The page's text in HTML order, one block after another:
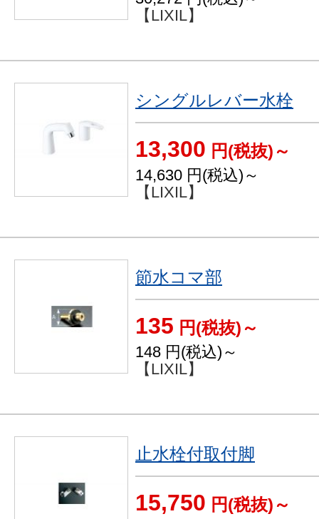
【LIXIL】
シングルレバー水栓
13,300 円(税抜)～
14,630 円(税込)～
【LIXIL】
節水コマ部
135 円(税抜)～
148 円(税込)～
【LIXIL】
止水栓付取付脚
15,750 円(税抜)～